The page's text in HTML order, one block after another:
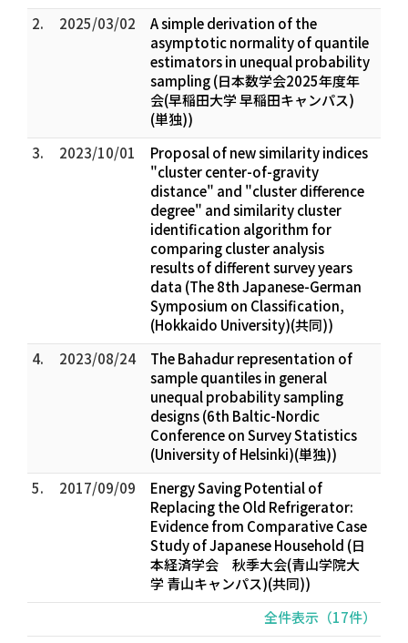
2.
2025/03/02
A simple derivation of the
asymptotic normality of quantile
estimators in unequal probability
sampling (日本数学会2025年度年
会(早稲田大学 早稲田キャンパス)
(単独))
3.
2023/10/01
Proposal of new similarity indices
"cluster center-of-gravity
distance" and "cluster difference
degree" and similarity cluster
identification algorithm for
comparing cluster analysis
results of different survey years
data (The 8th Japanese-German
Symposium on Classification,
(Hokkaido University)(共同))
4.
2023/08/24
The Bahadur representation of
sample quantiles in general
unequal probability sampling
designs (6th Baltic-Nordic
Conference on Survey Statistics
(University of Helsinki)(単独))
5.
2017/09/09
Energy Saving Potential of
Replacing the Old Refrigerator:
Evidence from Comparative Case
Study of Japanese Household (日
本経済学会 秋季大会(青山学院大
学 青山キャンパス)(共同))
全件表示（17件）